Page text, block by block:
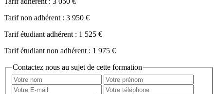
Tarif non adhérent : 3 950 €
Tarif étudiant adhérent : 1 525 €
Tarif étudiant non adhérent : 1 975 €
Contactez nous au sujet de cette formation